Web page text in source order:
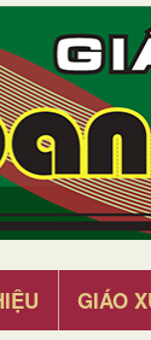
GIÁO